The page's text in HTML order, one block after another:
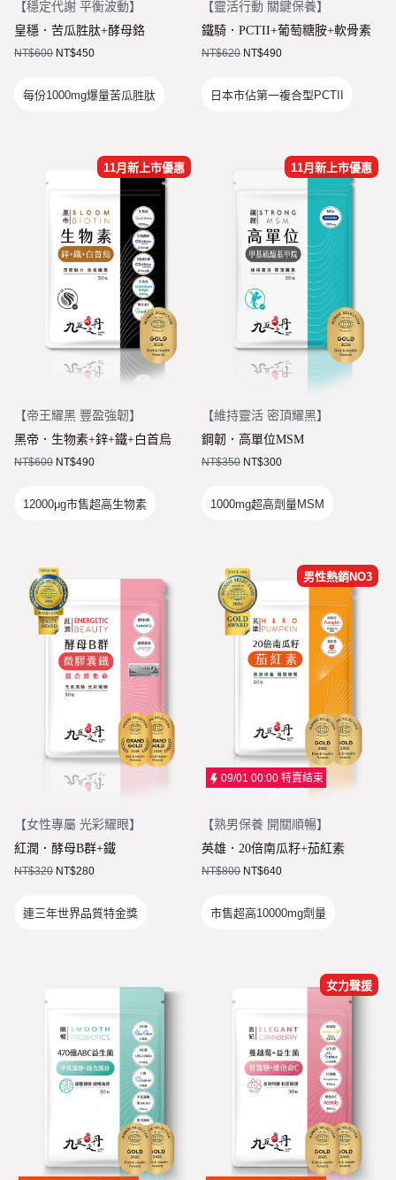
【穩定代謝 平衡波動】
皇穩．苦瓜胜肽+酵母鉻
NT$600 NT$450
每份1000mg爆量苦瓜胜肽
【靈活行動 關鍵保養】
鐵騎．PCTII+葡萄糖胺+軟骨素
NT$620 NT$490
日本市佔第一複合型PCTII
11月新上市優惠
【帝王耀黑 豐盈強韌】
黑帝．生物素+鋅+鐵+白首烏
NT$600 NT$490
12000μg市售超高生物素
11月新上市優惠
【維持靈活 密頂耀黑】
鋼韌．高單位MSM
NT$350 NT$300
1000mg超高劑量MSM
【女性專屬 光彩耀眼】
紅潤．酵母B群+鐵
NT$320 NT$280
連三年世界品質特金獎
男性熱銷NO3
【熟男保養 開關順暢】
英雄．20倍南瓜籽+茄紅素
09/01 00:00 特賣結束
NT$800 NT$640
市售超高10000mg劑量
女力聲援